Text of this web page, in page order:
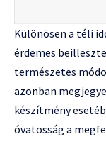
Különösen a téli
érdemes
természetes
azonban
készítmény
óvatosság a